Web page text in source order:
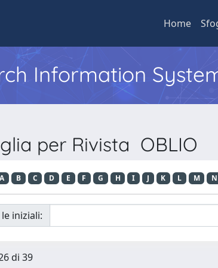
Home
Information
per Rivista OBLIO
A B C D E F G H I J K L M N
iniziali:
di 39